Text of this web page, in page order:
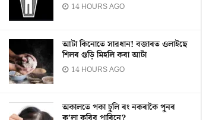
14 HOURS AGO
আটা কিনোতে সাৱধান! বজাৰত ওলাইছে
শিলৰ গুড়ি মিহলি কৰা আটা
14 HOURS AGO
অকালতে পকা চুলি ৰং নকৰাকৈ পুনৰ